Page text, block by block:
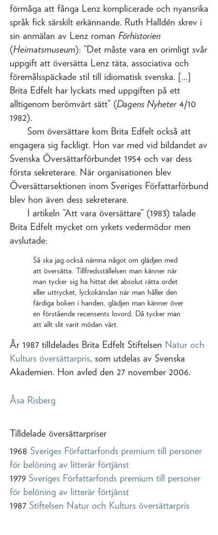
förmåga att fånga Lenz komplicerade och nyansrika
språk fick särskilt erkännande. Ruth Halldén skrev i
sin anmälan av Lenz roman Förhistorien
(Heimatsmuseum): ”Det måste vara en orimligt svår
uppgift att översätta Lenz täta, associativa och
föremålsspäckade stil till idiomatisk svenska. […]
Brita Edfelt har lyckats med uppgiften på ett
alltigenom berömvärt sätt” (Dagens Nyheter 4/10
1982).
Som översättare kom Brita Edfelt också att
engagera sig fackligt. Hon var med vid bildandet av
Svenska Översättarförbundet 1954 och var dess
första sekreterare. När organisationen blev
Översättarsektionen inom Sveriges Författarförbund
blev hon även dess sekreterare.
I artikeln ”Att vara översättare” (1983) talade
Brita Edfelt mycket om yrkets vedermödor men
avslutade:
Så ska jag också nämna något om glädjen med
att översätta. Tillfredsställelsen man känner när
man tycker sig ha hittat det absolut rätta ordet
eller uttrycket, lyckokänslan när man håller den
färdiga boken i handen, glädjen man känner över
en förstående recensents lovord. Då tycker man
att allt slit varit mödan värt.
År 1987 tilldelades Brita Edfelt Stiftelsen Natur och
Kulturs översättarpris, som utdelas av Svenska
Akademien. Hon avled den 27 november 2006.
Åsa Risberg
Tilldelade översättarpriser
1968 Sveriges Författarfonds premium till personer
för belöning av litterär förtjänst
1979 Sveriges Författarfonds premium till personer
för belöning av litterär förtjänst
1987 Stiftelsen Natur och Kulturs översättarpris